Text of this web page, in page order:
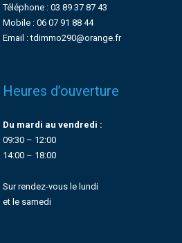
Téléphone : 03 89 37 87 43
Mobile : 06 07 91 88 44
Email : tdimmo290@orange.fr
Heures d’ouverture
Du mardi au vendredi :
09:30 – 12:00
14:00 – 18:00
Sur rendez-vous le lundi
et le samedi